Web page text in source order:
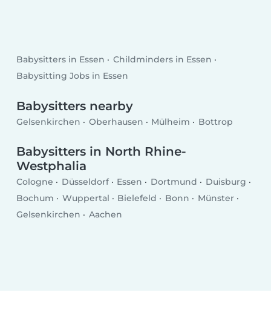
Babysitters in Essen
Childminders in Essen
Babysitting Jobs in Essen
Babysitters nearby
Gelsenkirchen Oberhausen Mülheim Bottrop
Babysitters in North Rhine-
Westphalia
Cologne Düsseldorf Essen Dortmund
Duisburg
Bochum
Wuppertal Bielefeld Bonn
Münster
Gelsenkirchen
Aachen